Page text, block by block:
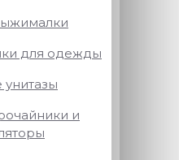
для одежды
и